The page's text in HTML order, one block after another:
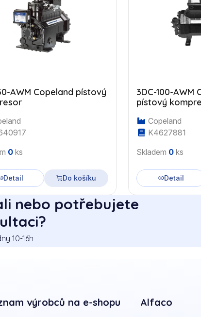
AWM Copeland pístový
0 ks
Detail Do košíku
3DC-100-AWM
pístový
Copeland
K4627881
Skladem 0 ks
Detail
nebo potřebujete
10-16h
výrobců na e-shopu Alfaco